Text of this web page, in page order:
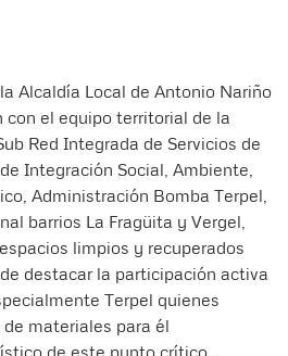
Alcaldía Local de Antonio Nariño
con el equipo territorial de la
Red Integrada de Servicios de
Integración Social, Ambiente,
Administración Bomba Terpel,
barrios La Fragüita y Vergel,
limpios y recuperados
destacar la participación activa
Terpel quienes
materiales para él